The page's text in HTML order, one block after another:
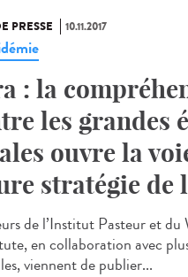
PRESSE 10.11.2017
: la
les grandes
ouvre la
stratégie de
de l’Institut Pasteur et du
en collaboration avec
viennent de publier...